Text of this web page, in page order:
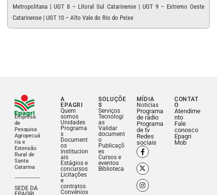
Metropolitana | UGT 8 – Litoral Sul Catarinense | UGT 9 – Extremo Oeste
Catarinense | UGT 10 – Alto Vale do Rio do Peixe
Empresa
de
Pesquisa
Agropecuá
ria e
Extensão
Rural de
Santa
Catarina
SEDE DA
A
EPAGRI
Quem
somos
Unidades
Programa
s
Document
os
institucion
ais
Estágios e
concursos
Licitações
e
contratos
Convênios
SOLUÇÕE
S
Serviços
Tecnologi
as
Validar
document
o
Publicaçõ
es
Cursos e
eventos
Biblioteca
MÍDIA
Noticias
Programa
de rádio
Programa
de tv
Redes
sociais
CONTAT
O
Atendime
nto
Fale
conosco
Epagri
Mob